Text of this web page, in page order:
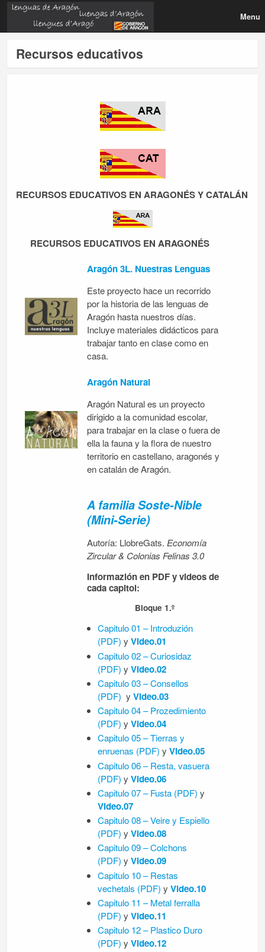
Menu
Recursos educativos
RECURSOS EDUCATIVOS EN ARAGONÉS Y CATALÁN
RECURSOS EDUCATIVOS EN ARAGONÉS
Aragón 3L. Nuestras Lenguas
Este proyecto hace un recorrido
por la historia de las lenguas de
Aragón hasta nuestros días.
Incluye materiales didácticos para
trabajar tanto en clase como en
casa.
Aragón Natural
Aragón Natural es un proyecto
dirigido a la comunidad escolar,
para trabajar en la clase o fuera de
ella la fauna y la flora de nuestro
territorio en castellano, aragonés y
en catalán de Aragón.
A familia Soste-Nible
(Mini-Serie)
Autoría: LlobreGats. Economía
Zircular & Colonias Felinas 3.0
Informazión en PDF y videos de
cada capitol:
Bloque 1.º
Capitulo 01 – Introduzión
(PDF) yVideo.01
Capitulo 02 – Curiosidaz
(PDF) yVideo.02
Capitulo 03 – Consellos
(PDF) yVideo.03
Capitulo 04 – Prozedimiento
(PDF) yVideo.04
Capitulo 05 – Tierras y
enruenas (PDF) yVideo.05
Capitulo 06 – Resta, vasuera
(PDF) yVideo.06
Capitulo 07 – Fusta (PDF) y
Video.07
Capitulo 08 – Veire y Espiello
(PDF)yVideo.08
Capitulo 09 – Colchons
(PDF) yVideo.09
Capitulo 10 – Restas
vechetals (PDF) yVideo.10
Capitulo 11 – Metal ferralla
(PDF) yVideo.11
Capitulo 12 – Plastico Duro
(PDF) yVideo.12